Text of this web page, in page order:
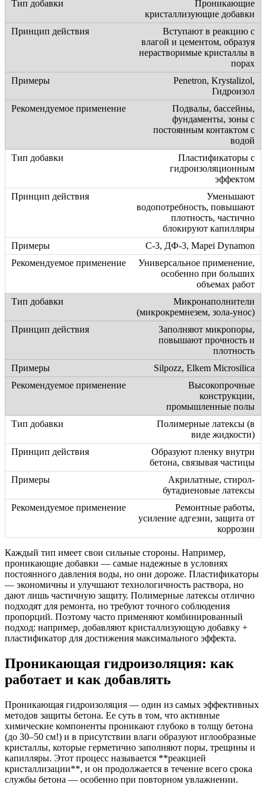
Проникающие
кристаллизующие добавки
Вступают в реакцию с
влагой и цементом, образуя
нерастворимые кристаллы в
порах
Penetron, Krystalizol,
Гидроизол
Подвалы, бассейны,
фундаменты, зоны с
постоянным контактом с
водой
Пластификаторы с
гидроизоляционным
эффектом
Уменьшают
водопотребность, повышают
плотность, частично
блокируют капилляры
С-3, ДФ-3, Mapei Dynamon
Универсальное применение,
особенно при больших
объемах работ
Микронаполнители
(микрокремнезем, зола-унос)
Заполняют микропоры,
повышают прочность и
плотность
Silpozz, Elkem Microsilica
Высокопрочные
конструкции,
промышленные полы
Полимерные латексы (в
виде жидкости)
Образуют пленку внутри
бетона, связывая частицы
Акрилатные, стирол-
бутадиеновые латексы
Ремонтные работы,
усиление адгезии, защита от
коррозии
Каждый тип имеет свои сильные стороны. Например,
проникающие добавки — самые надежные в условиях
постоянного давления воды, но они дороже. Пластификаторы
— экономичны и улучшают технологичность раствора, но
дают лишь частичную защиту. Полимерные латексы отлично
подходят для ремонта, но требуют точного соблюдения
пропорций. Поэтому часто применяют комбинированный
подход: например, добавляют кристаллизующую добавку +
пластификатор для достижения максимального эффекта.
Проникающая гидроизоляция: как
работает и как добавлять
Проникающая гидроизоляция — один из самых эффективных
методов защиты бетона. Ее суть в том, что активные
химические компоненты проникают глубоко в толщу бетона
(до 30–50 см!) и в присутствии влаги образуют иглообразные
кристаллы, которые герметично заполняют поры, трещины и
капилляры. Этот процесс называется **реакцией
кристаллизации**, и он продолжается в течение всего срока
службы бетона — особенно при повторном увлажнении.